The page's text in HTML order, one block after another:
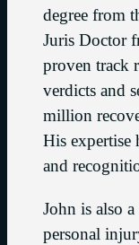
degree from
Juris Doctor
proven track
verdicts and
million
His expertise
and
John is also
personal